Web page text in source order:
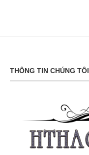
THÔNG TIN CHÚNG TÔI